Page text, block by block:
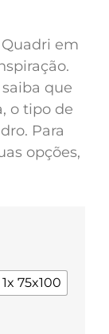
em
que
o tipo de
Para
opções,
1x 75x100